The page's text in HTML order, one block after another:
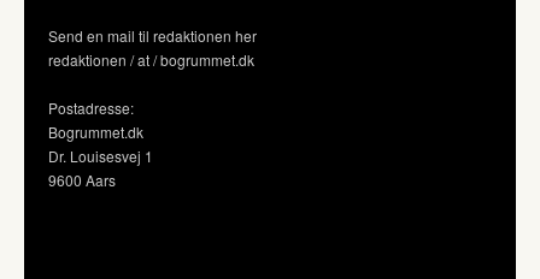
Send en mail til redaktionen her
redaktionen / at / bogrummet.dk
Postadresse:
Bogrummet.dk
Dr. Louisesvej 1
9600 Aars